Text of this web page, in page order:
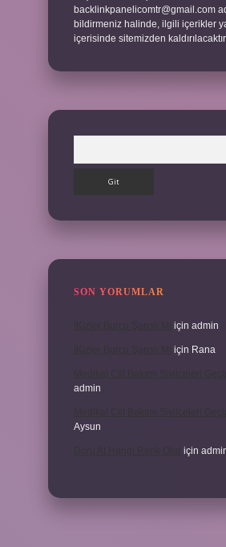
backlinkpanelicomtr@gmail.com
bildirmeniz halinde, ilgili içerikler
içerisinde sitemizden
SON YORUMLAR
için admin
için Rana
admin
Medikal Cilt Bakımı Sivilceleri
Aysun
için